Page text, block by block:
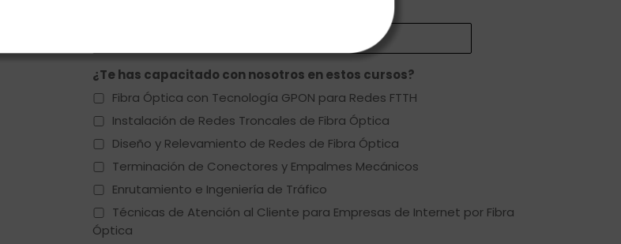
¿Te has capacitado con nosotros en estos cursos?
Fibra Óptica con Tecnología GPON para Redes FTTH
Instalación de Redes Troncales de Fibra Óptica
Diseño y Relevamiento de Redes de Fibra Óptica
Terminación de Conectores y Empalmes Mecánicos
Enrutamiento e Ingeniería de Tráfico
Técnicas de Atención al Cliente para Empresas de Internet por Fibra
Óptica